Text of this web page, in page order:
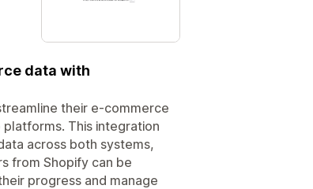
data with
their e-commerce
This integration
across both systems,
from Shopify can be
progress and manage